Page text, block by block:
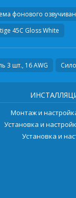
фонового
45C Gloss White
3 шт., 16 AWG
Монтаж и
Установка и
Установка и